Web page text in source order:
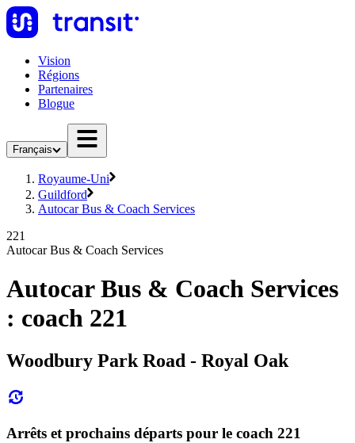
Vision
Régions
Partenaires
Blogue
Français
Royaume-Uni
Guildford
Autocar Bus & Coach Services
221
Autocar Bus & Coach Services
Autocar Bus & Coach Services
: coach 221
Woodbury Park Road - Royal Oak
Arrêts et prochains départs pour le coach 221